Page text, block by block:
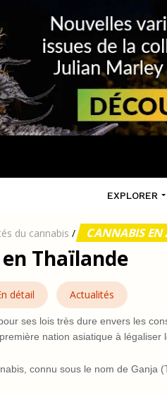
EXPLORER
du cannabis / CANNABIS EN
Thaïlande
détail Actualités
ses lois très dure envers les
nation asiatique à légaliser
connu sous le nom de Ganja